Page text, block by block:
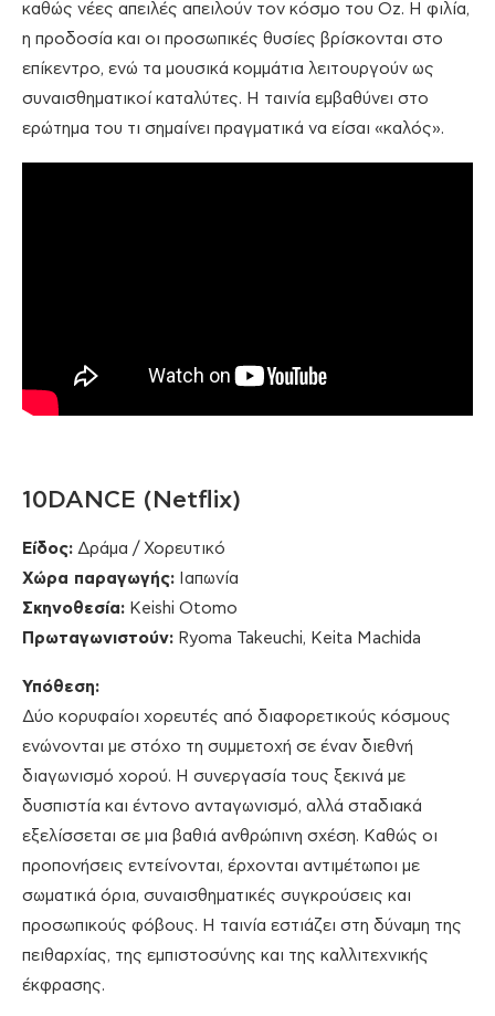
καθώς νέες απειλές απειλούν τον κόσμο του Oz. Η φιλία,
η προδοσία και οι προσωπικές θυσίες βρίσκονται στο
επίκεντρο, ενώ τα μουσικά κομμάτια λειτουργούν ως
συναισθηματικοί καταλύτες. Η ταινία εμβαθύνει στο
ερώτημα του τι σημαίνει πραγματικά να είσαι «καλός».
10DANCE (Netflix)
Είδος: Δράμα / Χορευτικό
Χώρα παραγωγής: Ιαπωνία
Σκηνοθεσία: Keishi Otomo
Πρωταγωνιστούν: Ryoma Takeuchi, Keita Machida
Υπόθεση:
Δύο κορυφαίοι χορευτές από διαφορετικούς κόσμους
ενώνονται με στόχο τη συμμετοχή σε έναν διεθνή
διαγωνισμό χορού. Η συνεργασία τους ξεκινά με
δυσπιστία και έντονο ανταγωνισμό, αλλά σταδιακά
εξελίσσεται σε μια βαθιά ανθρώπινη σχέση. Καθώς οι
προπονήσεις εντείνονται, έρχονται αντιμέτωποι με
σωματικά όρια, συναισθηματικές συγκρούσεις και
προσωπικούς φόβους. Η ταινία εστιάζει στη δύναμη της
πειθαρχίας, της εμπιστοσύνης και της καλλιτεχνικής
έκφρασης.